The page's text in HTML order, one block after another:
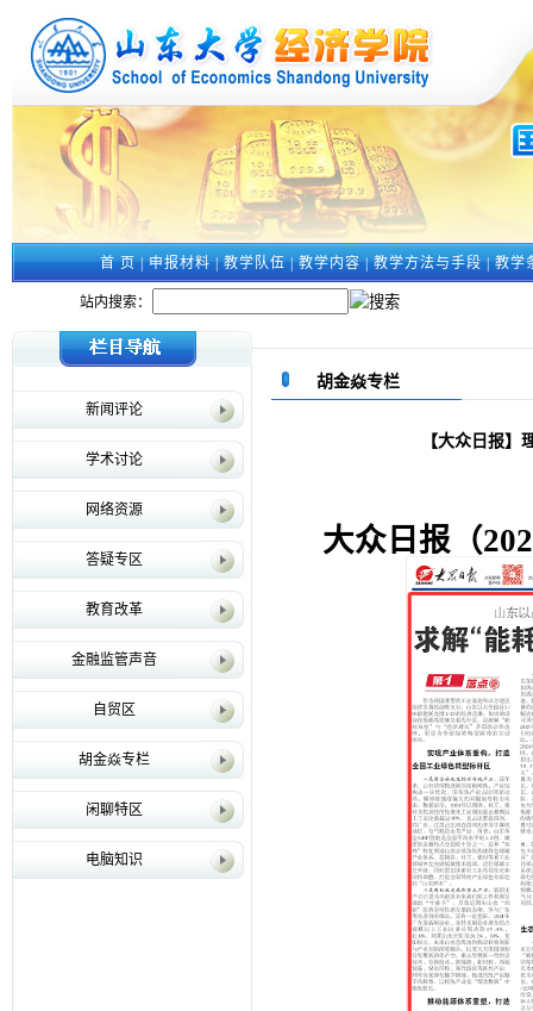
首 页|申报材料|教学队伍|教学内容|教学方法与手段|教学
站内搜索：
新闻评论
学术讨论
网络资源
答疑专区
教育改革
金融监管声音
自贸区
胡金焱专栏
闲聊特区
电脑知识
胡金焱专栏
【大众日报】
大众日报（